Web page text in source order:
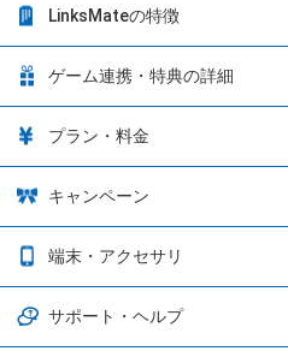
LinksMateの特徴
LinksMateの特徴
音声通話料金がもっとオトクに
データ通信容量繰り越し
通信エリアと通信速度状況
ゲーム連携・特典の詳細
ゲーム連携・特典の詳細
ブレイブソード×ブレイズソウ
ウマ娘 プリティーダービー
プラン・料金
プラン・料金
3種類のSIMタイプ
キャンペーン
お得なキャンペーン実施中！
OPPO端末購入キャンペーン第
端末・アクセサリ
端末・アクセサリ
サポート・ヘルプ